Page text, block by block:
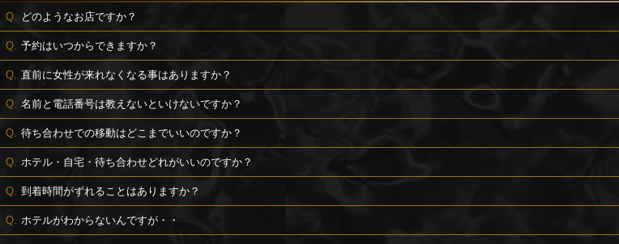
どのようなお店ですか？
予約はいつからできますか？
直前に女性が来れなくなる事はありますか？
名前と電話番号は教えないといけないですか？
待ち合わせでの移動はどこまでいいのですか？
ホテル・自宅・待ち合わせどれがいいのですか？
到着時間がずれることはありますか？
ホテルがわからないんですが・・